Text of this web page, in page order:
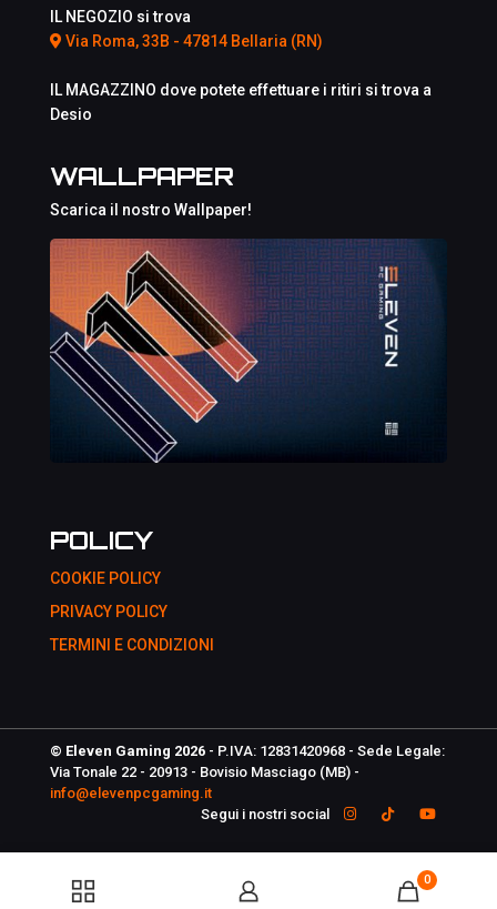
IL NEGOZIO si trova
Via Roma, 33B - 47814 Bellaria (RN)
IL MAGAZZINO dove potete effettuare i ritiri si trova a
Desio
WALLPAPER
Scarica il nostro Wallpaper!
POLICY
COOKIE POLICY
PRIVACY POLICY
TERMINI E CONDIZIONI
© Eleven Gaming 2026 - P.IVA: 12831420968 - Sede Legale:
Via Tonale 22 - 20913 - Bovisio Masciago (MB) -
info@elevenpcgaming.it
Segui i nostri social
0